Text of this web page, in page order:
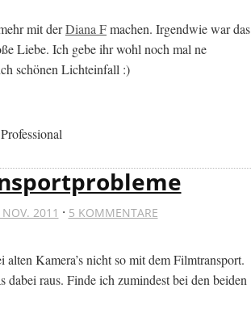
mit derDiana Fmachen. Irgendwie war das
Liebe. Ich gebe ihr wohl noch mal ne
schönen Lichteinfall :)
2011 · 5 KOMMENTARE
alten Kamera’s nicht so mit dem Filmtransport.
dabei raus. Finde ich zumindest bei den beiden